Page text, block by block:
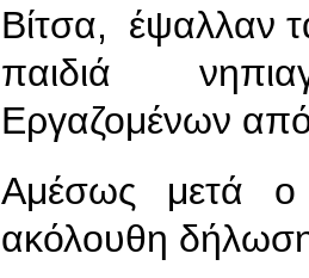
Βίτσα, έψαλλαν
παιδιά
Εργαζομένων
Αμέσως μετά ο
ακόλουθη